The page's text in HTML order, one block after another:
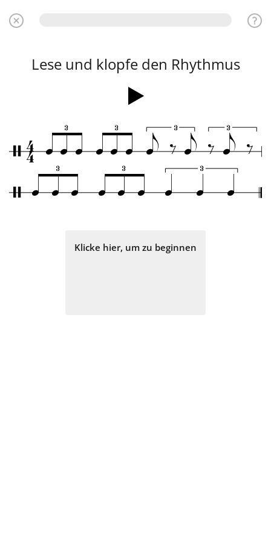
Lese und klopfe den Rhythmus
/4
4 qqq
3
qqq
3
e ‰e
3 ‰e ‰
3
/ q q q
3
q q q
3
q q q
3
Klicke hier, um zu beginnen